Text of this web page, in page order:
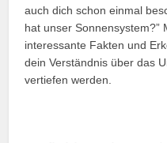
auch dich schon einmal
hat unser Sonnensystem?”
interessante Fakten und
dein Verständnis über das
vertiefen werden.